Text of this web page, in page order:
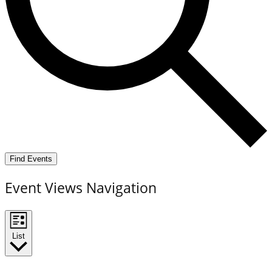
Find Events
Event Views Navigation
List